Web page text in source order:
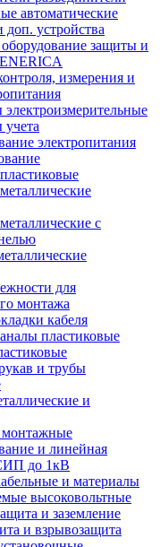
автоматические
устройства
защиты и
измерения и
электропитания
с
для
монтажа
кабеля
пластиковые
и трубы
и
монтажные
и линейная
до 1кВ
и материалы
высоковольтные
и заземление
и взрывозащита